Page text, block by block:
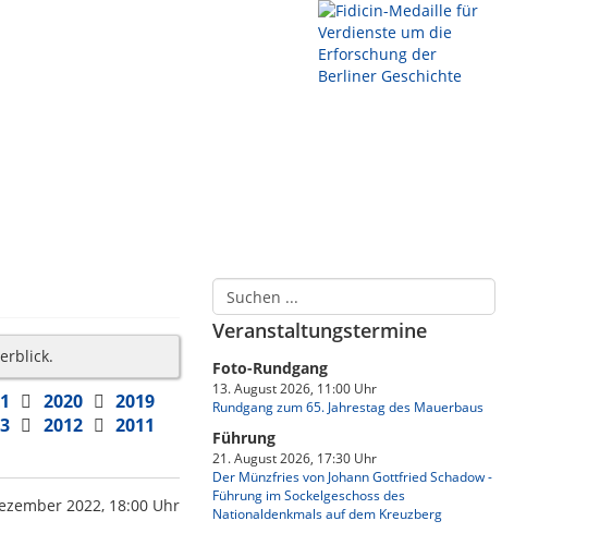
2020
2019
2012
2011
2022, 18:00 Uhr
Veranstaltungstermine
Foto-Rundgang
13. August 2026, 11:00 Uhr
Rundgang zum 65. Jahrestag des Mauerbaus
Führung
21. August 2026, 17:30 Uhr
Der Münzfries von Johann Gottfried Schadow -
Führung im Sockelgeschoss des
Nationaldenkmals auf dem Kreuzberg